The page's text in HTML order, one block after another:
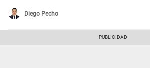
Diego Pecho